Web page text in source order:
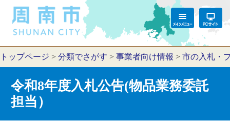
トップページ > 分類でさがす > 事業者向け情報 > 市の入札・
令和8年度入札公告(物品業務委託
担当）